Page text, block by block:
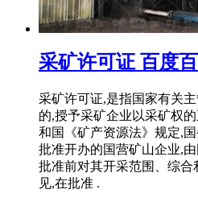
采矿许可证 百度
采矿许可证,是指国家有关
的,授予采矿企业以采矿权
和国《矿产资源法》规定,
批准开办的国营矿山企业,
批准前对其开采范围、综
见,在批准 .